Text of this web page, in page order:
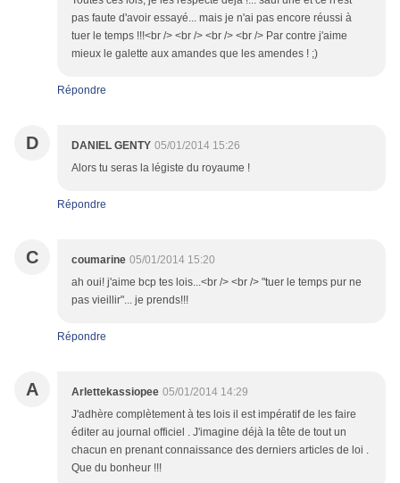
pas faute d'avoir essayé... mais je n'ai pas encore réussi à
tuer le temps !!!<br /> <br /> <br /> <br /> Par contre j'aime
mieux le galette aux amandes que les amendes ! ;)
Répondre
D DANIEL GENTY 05/01/2014 15:26
Alors tu seras la légiste du royaume !
Répondre
C coumarine 05/01/2014 15:20
ah oui! j'aime bcp tes lois...<br /> <br /> "tuer le temps pur ne
pas vieillir"... je prends!!!
Répondre
A Arlettekassiopee 05/01/2014 14:29
J'adhère complètement à tes lois il est impératif de les faire
éditer au journal officiel . J'imagine déjà la tête de tout un
chacun en prenant connaissance des derniers articles de loi .
Que du bonheur !!!